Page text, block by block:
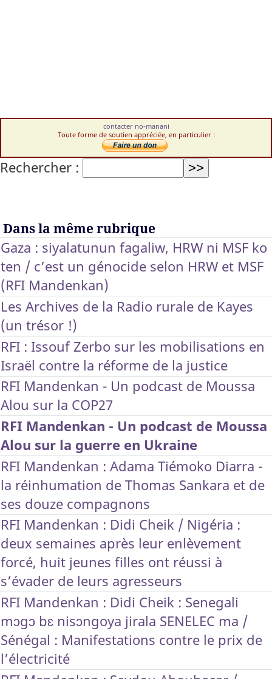
contacter no-manani
Toute forme de soutien appréciée, en particulier :
Rechercher :
Dans la même rubrique
Gaza : siyalatunun fagaliw, HRW ni MSF ko
ten / c’est un génocide selon HRW et MSF
(RFI Mandenkan)
Les Archives de la Radio rurale de Kayes
(un trésor !)
RFI : Issouf Zerbo sur les mobilisations en
Israël contre la réforme de la justice
RFI Mandenkan - Un podcast de Moussa
Alou sur la COP27
RFI Mandenkan - Un podcast de Moussa
Alou sur la guerre en Ukraine
RFI Mandenkan : Adama Tiémoko Diarra -
la réinhumation de Thomas Sankara et de
ses douze compagnons
RFI Mandenkan : Didi Cheik / Nigéria :
deux semaines après leur enlèvement
forcé, huit jeunes filles ont réussi à
s’évader de leurs agresseurs
RFI Mandenkan : Didi Cheik : Senegali
mɔgɔ bɛ nisɔngoya jirala SENELEC ma /
Sénégal : Manifestations contre le prix de
l’électricité